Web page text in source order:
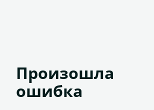
Произошла
ошибка